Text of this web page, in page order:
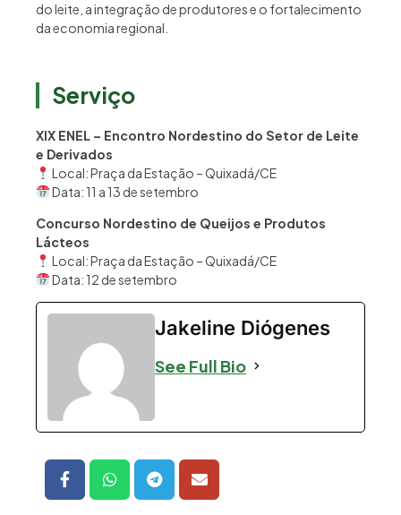
do leite, a integração de produtores e o fortalecimento
da economia regional.
Serviço
XIX ENEL – Encontro Nordestino do Setor de Leite
e Derivados
Local: Praça da Estação – Quixadá/CE
Data: 11 a 13 de setembro
Concurso Nordestino de Queijos e Produtos
Lácteos
Local: Praça da Estação – Quixadá/CE
Data: 12 de setembro
Jakeline Diógenes
See Full Bio